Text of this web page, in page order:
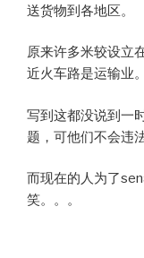
送货物到各地区。
原来许多米较设立
近火车路是运输业。
写到这都没说到一
题，可他们不会违
而现在的人为了
笑。。。